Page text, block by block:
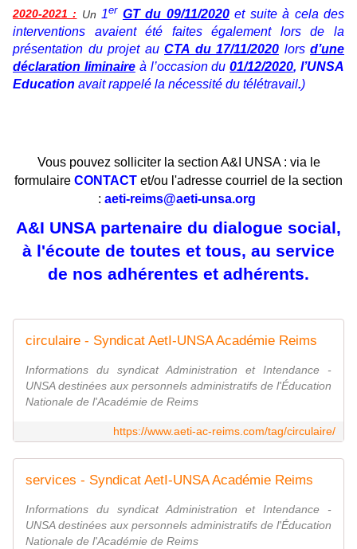
2020-2021 : Un 1er GT du 09/11/2020et suite à cela des
interventions avaient été faites également lors de la
présentation du projet au CTA du 17/11/2020 lors d’une
déclaration liminaire à l’occasion du 01/12/2020, l’UNSA
Education avait rappelé la nécessité du télétravail.)
Vous pouvez solliciter la section A&I UNSA : via le
formulaire CONTACT et/ou l'adresse courriel de la section
: aeti-reims@aeti-unsa.org
A&I UNSA partenaire du dialogue social,
à l'écoute de toutes et tous, au service
de nos adhérentes et adhérents.
circulaire - Syndicat AetI-UNSA Académie Reims
Informations du syndicat Administration et Intendance -
UNSA destinées aux personnels administratifs de l'Éducation
Nationale de l'Académie de Reims
https://www.aeti-ac-reims.com/tag/circulaire/
services - Syndicat AetI-UNSA Académie Reims
Informations du syndicat Administration et Intendance -
UNSA destinées aux personnels administratifs de l'Éducation
Nationale de l'Académie de Reims